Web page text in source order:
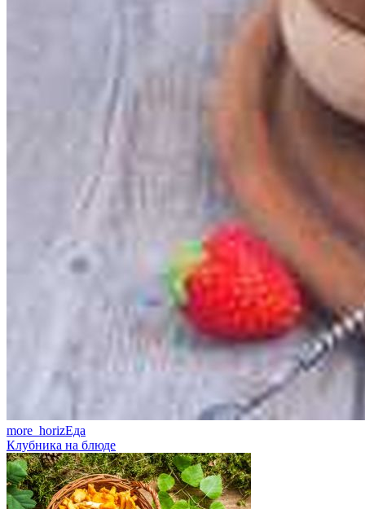
more_horizЕда
Клубника на блюде